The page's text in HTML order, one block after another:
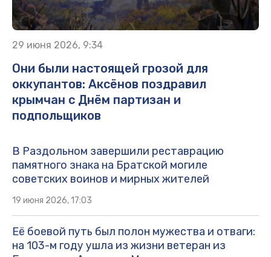
29 июня 2026, 9:34
Они были настоящей грозой для
оккупантов: Аксёнов поздравил
крымчан с Днём партизан и
подпольщиков
В Раздольном завершили реставрацию
памятного знака на Братской могиле
советских воинов и мирных жителей
19 июня 2026, 17:03
Её боевой путь был полон мужества и отваги:
на 103-м году ушла из жизни ветеран из